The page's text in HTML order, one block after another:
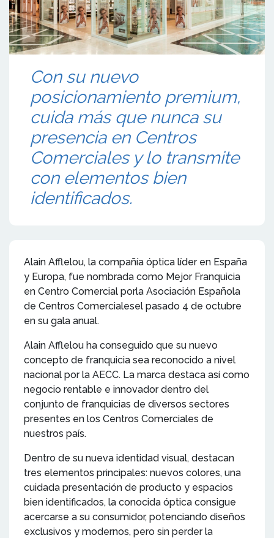
Con su nuevo
posicionamiento premium,
cuida más que nunca su
presencia en Centros
Comerciales y lo transmite
con elementos bien
identificados.
Alain Afflelou, la compañía óptica líder en España
y Europa, fue nombrada como Mejor Franquicia
en Centro Comercial porla Asociación Española
de Centros Comercialesel pasado 4 de octubre
en su gala anual.
Alain Afflelou ha conseguido que su nuevo
concepto de franquicia sea reconocido a nivel
nacional por la AECC. La marca destaca así como
negocio rentable e innovador dentro del
conjunto de franquicias de diversos sectores
presentes en los Centros Comerciales de
nuestros país.
Dentro de su nueva identidad visual, destacan
tres elementos principales: nuevos colores, una
cuidada presentación de producto y espacios
bien identificados, la conocida óptica consigue
acercarse a su consumidor, potenciando diseños
exclusivos y modernos, pero sin perder la